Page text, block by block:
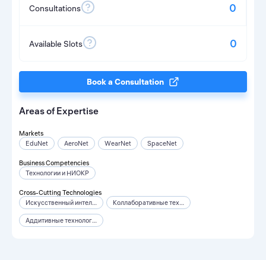
Consultations 0
Available Slots 0
Book a Consultation
Areas of Expertise
Markets
EduNet
AeroNet WearNet SpaceNet
Business Competencies
Технологии и НИОКР
Cross-Cutting Technologies
Искусственный интеллект
Коллаборативные технологии
Аддитивные технологии